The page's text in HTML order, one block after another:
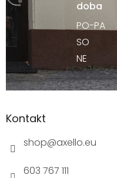
doba
PO-PA
SO
NE
Kontakt
shop@axello.eu
603 767 111